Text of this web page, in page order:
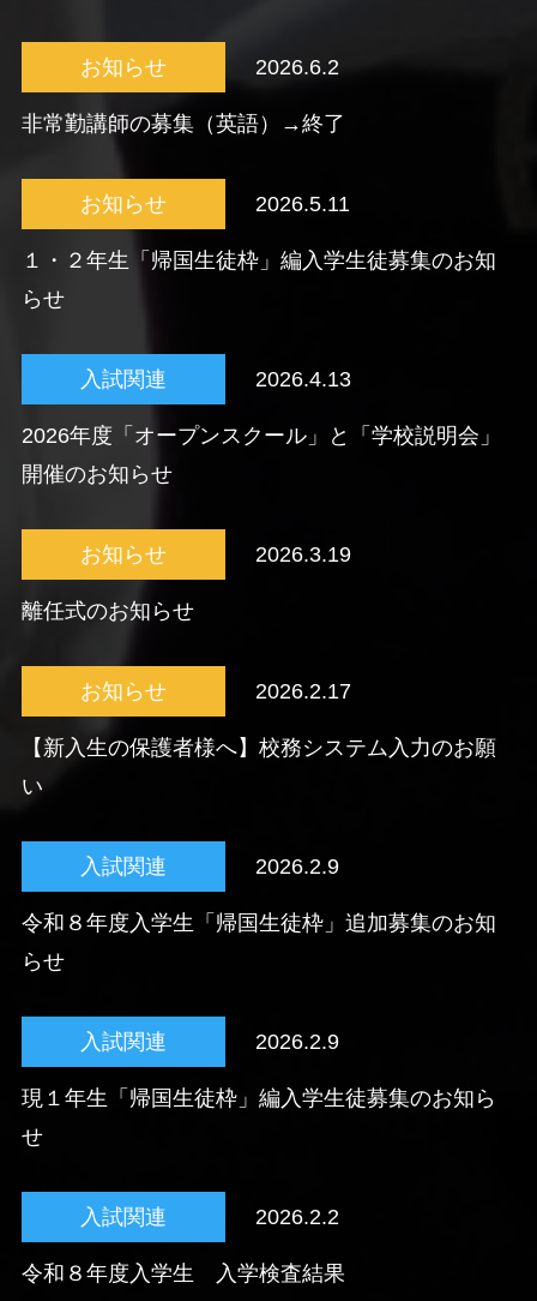
お知らせ 2026.6.2
非常勤講師の募集（英語）→終了
お知らせ 2026.5.11
１・２年生「帰国生徒枠」編入学生徒募集のお知
らせ
入試関連 2026.4.13
2026年度「オープンスクール」と「学校説明会」
開催のお知らせ
お知らせ 2026.3.19
離任式のお知らせ
お知らせ 2026.2.17
【新入生の保護者様へ】校務システム入力のお願
い
入試関連 2026.2.9
令和８年度入学生「帰国生徒枠」追加募集のお知
らせ
入試関連 2026.2.9
現１年生「帰国生徒枠」編入学生徒募集のお知ら
せ
入試関連 2026.2.2
令和８年度入学生 入学検査結果